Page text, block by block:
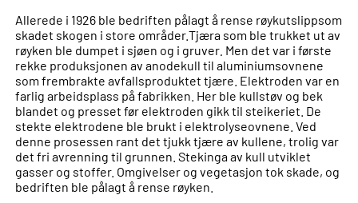
Allerede i 1926 ble bedriften pålagt å rense røykutslippsom
skadet skogen i store områder.Tjæra som ble trukket ut av
røyken ble dumpet i sjøen og i gruver Men det var i første
rekke produksjonen av anodekull til aluminiumsovnene
som frembrakte avfallsproduktet tjære. Elektroden var en
farlig arbeidsplass på fabrikken. Her ble kullstøv og bek
blandet og presset før elektroden gikk til steikeriet. De
stekte elektrodene ble brukt i elektrolyseovnene. Ved
denne prosessen rant det tjukk tjære av kullene, trolig var
det fri avrenning til grunnen. Stekinga av kull utviklet
gasser og stoffer. Omgivelser og vegetasjon tok skade, og
bedriften ble pålagt å rense røyken.